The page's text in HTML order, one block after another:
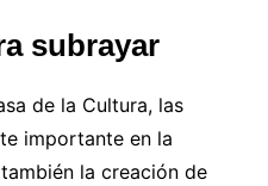
subrayar
de la Cultura, las
importante en la
la creación de